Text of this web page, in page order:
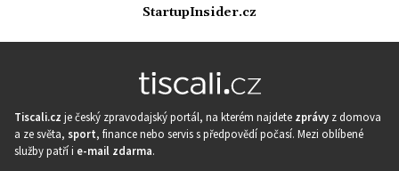
StartupInsider.cz
Tiscali.cz je český zpravodajský portál, na kterém najdete zprávy z domova
a ze světa, sport, finance nebo servis s předpovědí počasí. Mezi oblíbené
služby patří i e-mail zdarma.